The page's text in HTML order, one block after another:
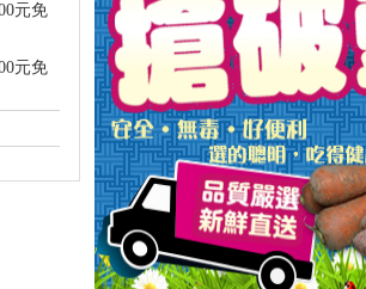
元免
元免